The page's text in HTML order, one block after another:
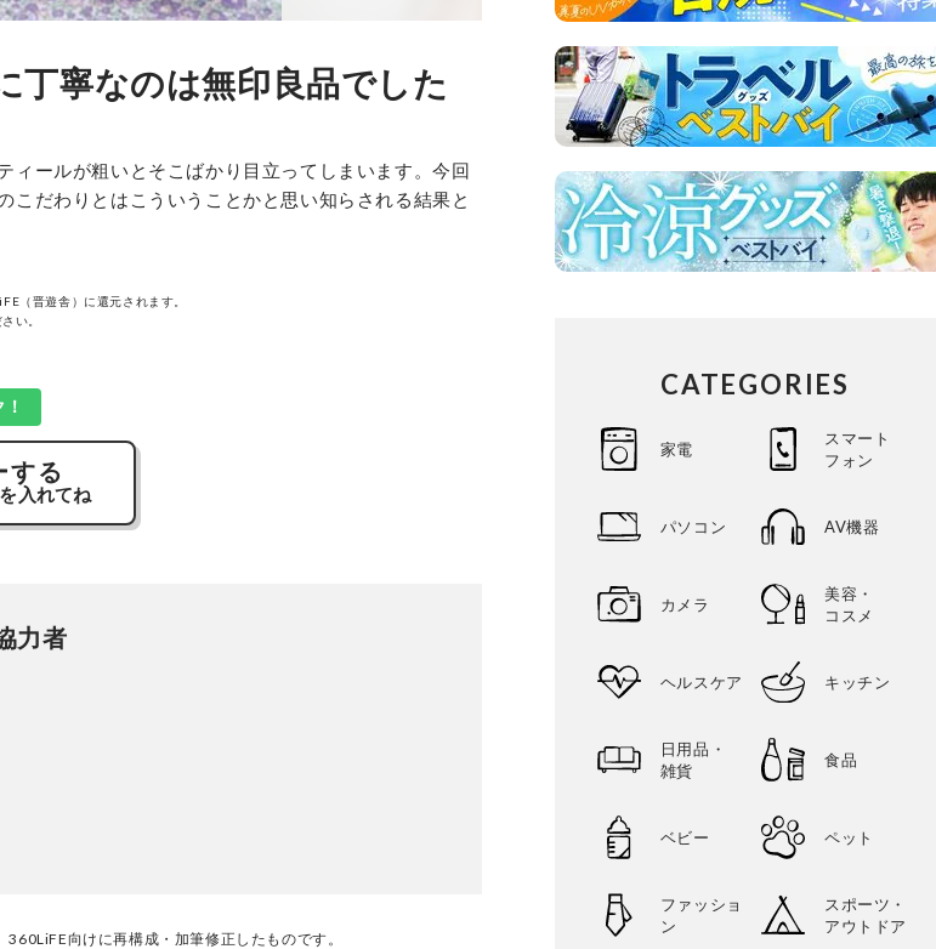
丁寧なのは無印良品でした
ィールが粗いとそこばかり目立ってしまいます。今回
だわりとはこういうことかと思い知らされる結果と
（晋遊舎）に還元されます。
い。
する
を入れてね
力者
向けに再構成・加筆修正したものです。
CATEGORIES
家電
スマート
フォン
パソコン AV機器
カメラ
美容・
コスメ
ヘルスケア キッチン
日用品・
雑貨
食品
ベビー ペット
ファッショ
ン
スポーツ・
アウトドア